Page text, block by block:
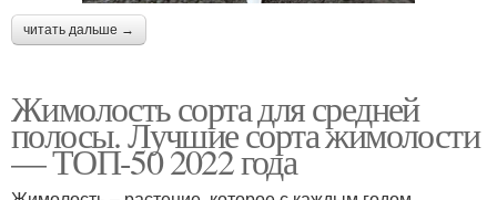
читать дальше →
Жимолость сорта для средней
полосы. Лучшие сорта жимолости
— ТОП-50 2022 года